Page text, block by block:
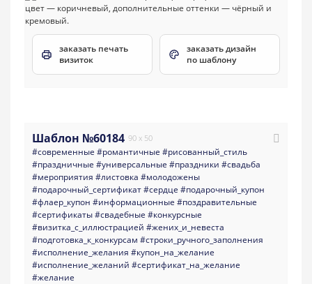
заказать печать
визиток
заказать дизайн
по шаблону
Шаблон №60184 90 x 50
#современные #романтичные #рисованный_стиль
#праздничные #универсальные #праздники #свадьба
#мероприятия #листовка #молодожены
#подарочный_сертификат#сердце #подарочный_купон
#флаер_купон #информационные #поздравительные
#сертификаты#свадебные #конкурсные
#визитка_с_иллюстрацией #жених_и_невеста
#подготовка_к_конкурсам #строки_ручного_заполнения
#исполнение_желания #купон_на_желание
#исполнение_желаний #сертификат_на_желание
#желание